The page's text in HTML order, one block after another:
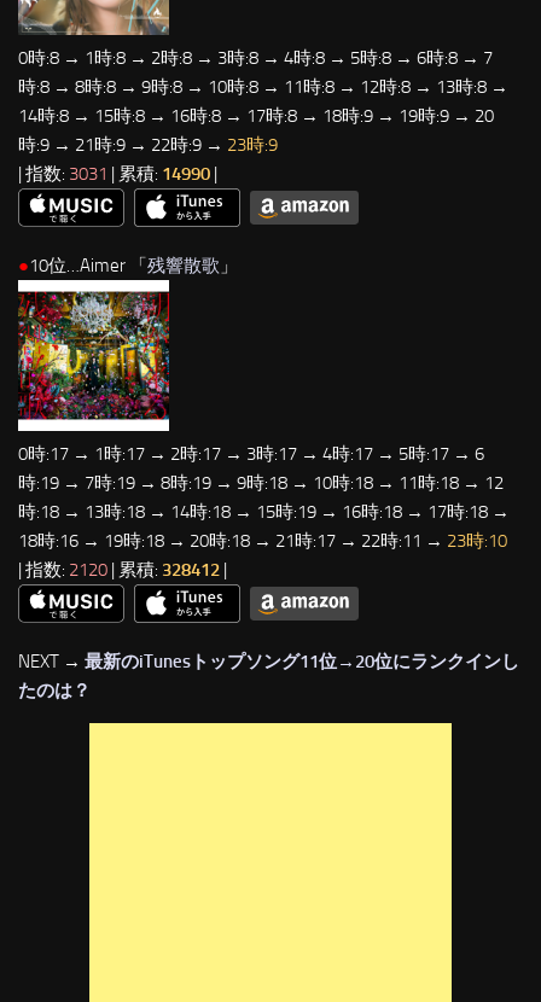
0時:8 → 1時:8 → 2時:8 → 3時:8 → 4時:8 → 5時:8 → 6時:8 → 7
時:8 → 8時:8 → 9時:8 → 10時:8 → 11時:8 → 12時:8 → 13時:8 →
14時:8 → 15時:8 → 16時:8 → 17時:8 → 18時:9 → 19時:9 → 20
時:9 → 21時:9 → 22時:9 → 23時:9
| 指数: 3031 | 累積: 14990 |
●10位…Aimer 「残響散歌 」
0時:17 → 1時:17 → 2時:17 → 3時:17 → 4時:17 → 5時:17 → 6
時:19 → 7時:19 → 8時:19 → 9時:18 → 10時:18 → 11時:18 → 12
時:18 → 13時:18 → 14時:18 → 15時:19 → 16時:18 → 17時:18 →
18時:16 → 19時:18 → 20時:18 → 21時:17 → 22時:11 → 23時:10
| 指数: 2120 | 累積: 328412 |
NEXT → 最新のiTunesトップソング11位→20位にランクインし
たのは？